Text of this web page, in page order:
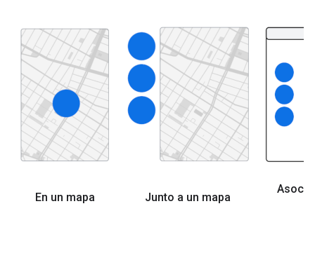
En un mapa Junto a un mapa